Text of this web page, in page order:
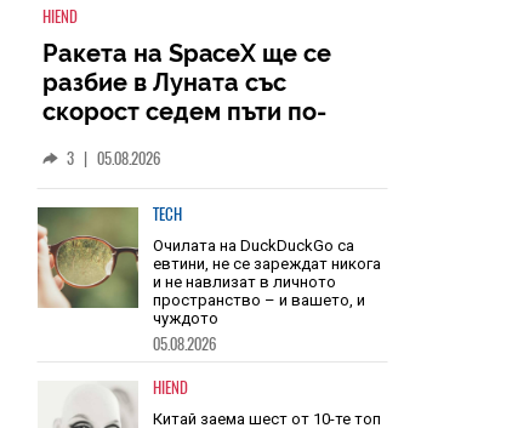
HIEND
Ракета на SpaceX ще се
разбие в Луната със
голяма от скоростта на
звука05.08.2026
TECH
Очилата на DuckDuckGo са
евтини, не се зареждат никога
и не навлизат в личното
пространство – и вашето, и
чуждото
05.08.2026